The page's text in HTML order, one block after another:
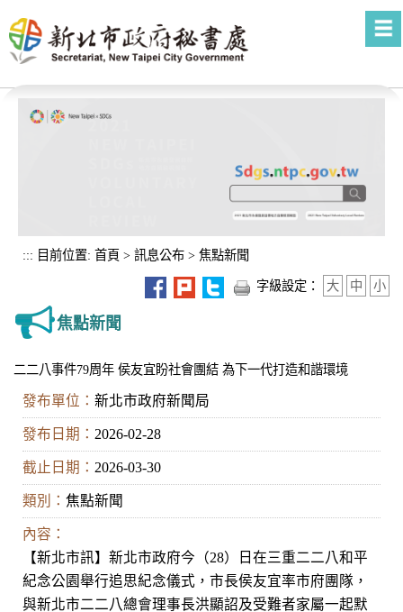
::: 目前位置: 首頁 > 訊息公布 > 焦點新聞
字級設定： 大 中 小
焦點新聞
二二八事件79周年 侯友宜盼社會團結 為下一代打造和諧環境
發布單位： 新北市政府新聞局
發布日期： 2026-02-28
截止日期： 2026-03-30
類別： 焦點新聞
內容：
【新北市訊】新北市政府今（28）日在三重二二八和平
紀念公園舉行追思紀念儀式，市長侯友宜率市府團隊，
與新北市二二八總會理事長洪顯詔及受難者家屬一起默